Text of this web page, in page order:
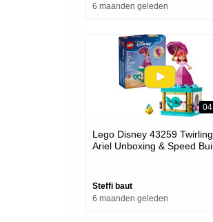
6 maanden geleden
Lego Disney 43259 Twirling
Ariel Unboxing & Speed
Steffi baut
6 maanden geleden